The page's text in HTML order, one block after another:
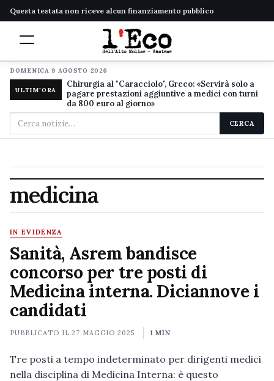
Questa testata non riceve alcun finanziamento pubblico
DOMENICA 9 AGOSTO 2026
ULTIM'ORA
Chirurgia al "Caracciolo", Greco: «Servirà solo a
pagare prestazioni aggiuntive a medici con turni
da 800 euro al giorno»
Cerca
nel
CERCA
medicina
IN EVIDENZA
Sanità, Asrem bandisce
concorso per tre posti di
Medicina interna. Diciannove i
candidati
PUBBLICATO IL27 MAGGIO 2025 1 MIN
Tre posti a tempo indeterminato per dirigenti medici
nella disciplina di Medicina Interna: è questo